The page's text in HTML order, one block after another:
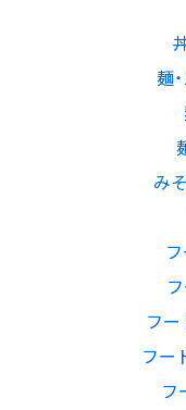
麺
み
フー
フー
フ